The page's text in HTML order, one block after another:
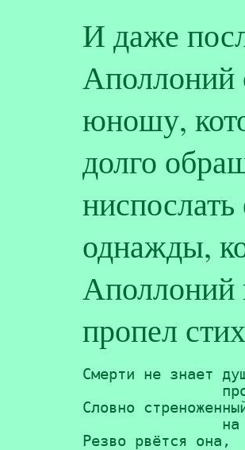
И даже
Аполлоний
юношу,
долго
однажды,
Аполлоний
пропел
Смерти не знает
Словно
Резво рвётся она,